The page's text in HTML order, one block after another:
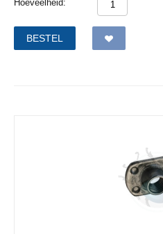
Hoeveelheid:
BESTEL